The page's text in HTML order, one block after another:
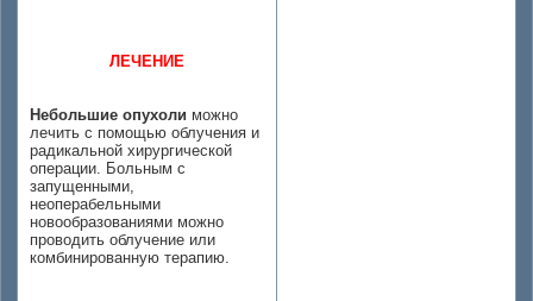
ЛЕЧЕНИЕ
Небольшие опухоли можно
лечить с помощью облучения и
радикальной хирургической
операции. Больным с
запущенными,
неоперабельными
новообразованиями можно
проводить облучение или
комбинированную терапию.